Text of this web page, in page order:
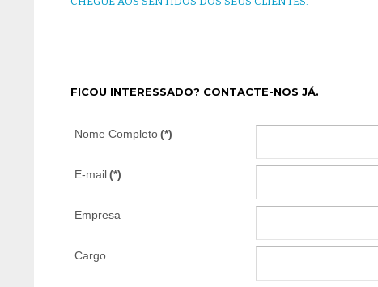
FICOU INTERESSADO? CONTACTE-NOS JÁ.
Nome Completo(*)
E-mail(*)
Empresa
Cargo